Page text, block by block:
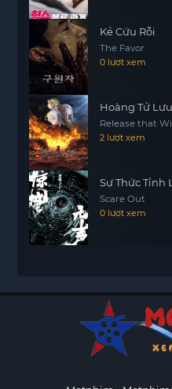
Kẻ Cứu Rỗi
The Favor
0 lượt xem
Hoàng Tử
Release that
2 lượt xem
Sự Thức Tỉnh
Scare Out
0 lượt xem